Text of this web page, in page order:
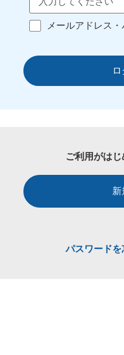
メールアドレス
ご利用がは
新
パスワードを